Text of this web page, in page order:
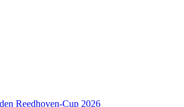
Reedhoven-Cup 2026